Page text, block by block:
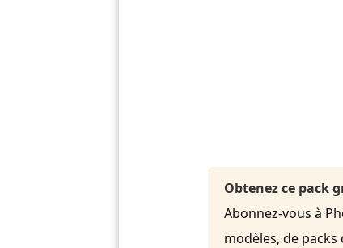
Obtenez ce pack
Abonnez-vous à
modèles, de